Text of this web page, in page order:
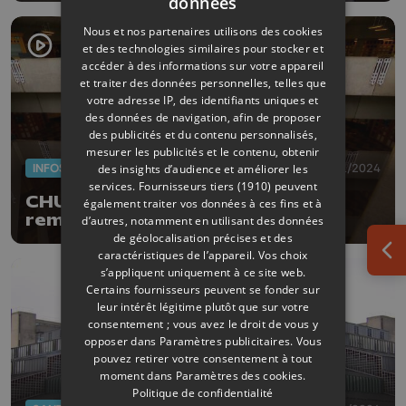
INFOS 18/11/2024
CHU : les escalators vont être
remplacés
Nous et nos partenaires utilisons des cookies
et des technologies similaires pour stocker et
accéder à des informations sur votre appareil
et traiter des données personnelles, telles que
votre adresse IP, des identifiants uniques et
des données de navigation, afin de proposer
des publicités et du contenu personnalisés,
mesurer les publicités et le contenu, obtenir
des insights d’audience et améliorer les
services. Fournisseurs tiers (1910) peuvent
également traiter vos données à ces fins et à
d’autres, notamment en utilisant des données
de géolocalisation précises et des
caractéristiques de l’appareil. Vos choix
s’appliquent uniquement à ce site web.
Certains fournisseurs peuvent se fonder sur
leur intérêt légitime plutôt que sur votre
consentement ; vous avez le droit de vous y
opposer dans Paramètres publicitaires. Vous
pouvez retirer votre consentement à tout
moment dans Paramètres des cookies.
Politique de confidentialité